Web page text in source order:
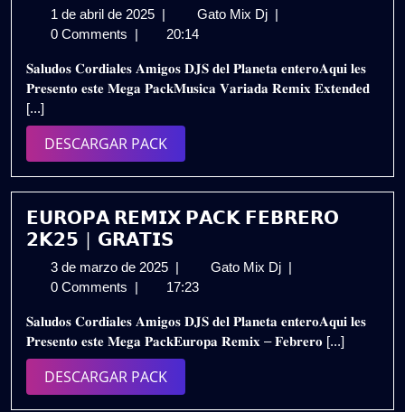
1 de abril de 2025 1
de
de
2025
Gato Mix Dj 𝗠𝗨𝗦𝗜𝗖𝗔
𝗘𝗫𝗧𝗘𝗡𝗗𝗘𝗗
𝟮𝗞𝟮𝟱
|
𝗚𝗥𝗔𝗧𝗜𝗦
0 Comments
20:14
𝐒𝐚𝐥𝐮𝐝𝐨𝐬 𝐂𝐨𝐫𝐝𝐢𝐚𝐥𝐞𝐬 𝐀𝐦𝐢𝐠𝐨𝐬 𝐃𝐉𝐒 𝐝𝐞𝐥 𝐏𝐥𝐚𝐧𝐞𝐭𝐚 𝐞𝐧𝐭𝐞𝐫𝐨𝐀𝐪𝐮𝐢 𝐥𝐞𝐬
𝐏𝐫𝐞𝐬𝐞𝐧𝐭𝐨 𝐞𝐬𝐭𝐞 𝐌𝐞𝐠𝐚 𝐏𝐚𝐜𝐤𝐌𝐮𝐬𝐢𝐜𝐚 𝐕𝐚𝐫𝐢𝐚𝐝𝐚 𝐑𝐞𝐦𝐢𝐱 𝐄𝐱𝐭𝐞𝐧𝐝𝐞𝐝
[...]
DESCARGAR PACKDESCARGAR
PACK
𝗘𝗨𝗥𝗢𝗣𝗔 𝗥𝗘𝗠𝗜𝗫 𝗣𝗔𝗖𝗞 𝗙𝗘𝗕𝗥𝗘𝗥𝗢
𝟮𝗞𝟮𝟱 | 𝗚𝗥𝗔𝗧𝗜𝗦
3 de marzo de 2025 3
de
de
2025
Gato Mix Dj 𝗘𝗨𝗥𝗢𝗣𝗔
𝗙𝗘𝗕𝗥𝗘𝗥𝗢
𝟮𝗞𝟮𝟱
0 Comments
17:23
𝐒𝐚𝐥𝐮𝐝𝐨𝐬 𝐂𝐨𝐫𝐝𝐢𝐚𝐥𝐞𝐬 𝐀𝐦𝐢𝐠𝐨𝐬 𝐃𝐉𝐒 𝐝𝐞𝐥 𝐏𝐥𝐚𝐧𝐞𝐭𝐚 𝐞𝐧𝐭𝐞𝐫𝐨𝐀𝐪𝐮𝐢 𝐥𝐞𝐬
𝐏𝐫𝐞𝐬𝐞𝐧𝐭𝐨 𝐞𝐬𝐭𝐞 𝐌𝐞𝐠𝐚 𝐏𝐚𝐜𝐤𝐄𝐮𝐫𝐨𝐩𝐚 𝐑𝐞𝐦𝐢𝐱 – 𝐅𝐞𝐛𝐫𝐞𝐫𝐨 [...]
DESCARGAR PACKDESCARGAR
PACK